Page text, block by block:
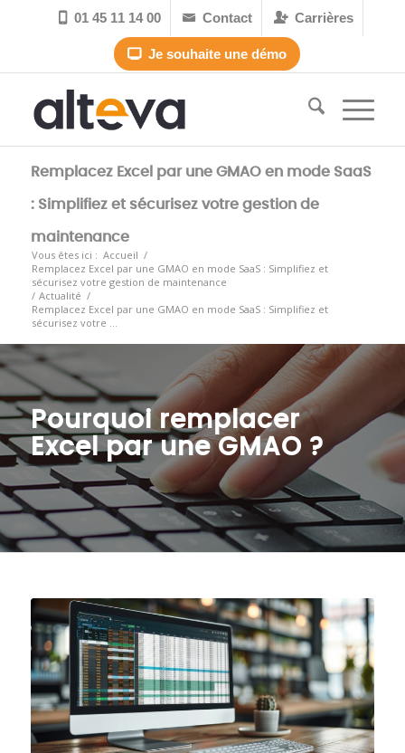
 01 45 11 14 00  Contact Carrières
Je souhaite une démo
Remplacez Excel par une GMAO en mode SaaS
: Simplifiez et sécurisez votre gestion de
maintenance
Vous êtes ici : Accueil /
Remplacez Excel par une GMAO en mode SaaS : Simplifiez et
sécurisez votre gestion de maintenance
/ Actualité /
Remplacez Excel par une GMAO en mode SaaS : Simplifiez et
sécurisez votre ...
Pourquoi remplacer
Excel par une GMAO ?